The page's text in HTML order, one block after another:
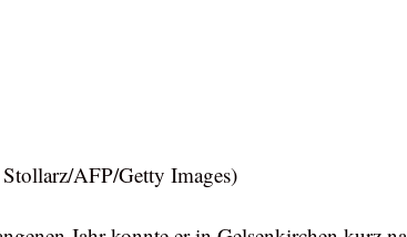
AFP/Getty Images)